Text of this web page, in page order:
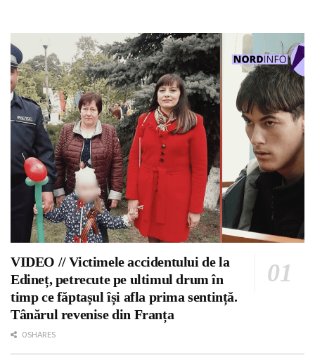
VIDEO // Victimele accidentului de la
Edineț, petrecute pe ultimul drum în
timp ce făptașul își afla prima sentință.
Tânărul revenise din Franța
0 SHARES